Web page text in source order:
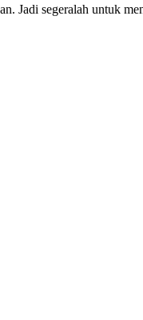
Jadi segeralah untuk